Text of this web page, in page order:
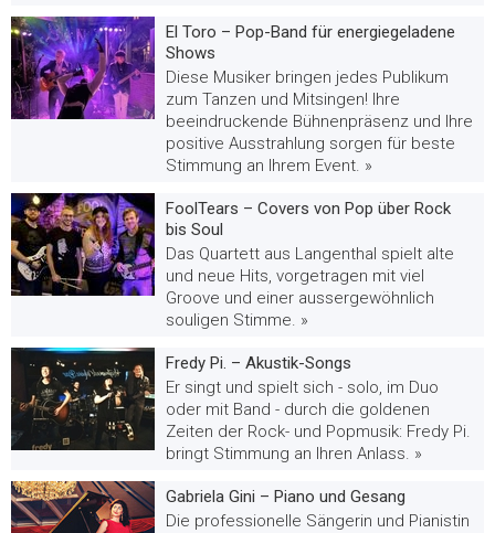
El Toro – Pop-Band für energiegeladene
Shows
Diese Musiker bringen jedes Publikum
zum Tanzen und Mitsingen! Ihre
beeindruckende Bühnenpräsenz und Ihre
positive Ausstrahlung sorgen für beste
Stimmung an Ihrem Event. »
FoolTears – Covers von Pop über Rock
bis Soul
Das Quartett aus Langenthal spielt alte
und neue Hits, vorgetragen mit viel
Groove und einer aussergewöhnlich
souligen Stimme. »
Fredy Pi. – Akustik-Songs
Er singt und spielt sich - solo, im Duo
oder mit Band - durch die goldenen
Zeiten der Rock- und Popmusik: Fredy Pi.
bringt Stimmung an Ihren Anlass. »
Gabriela Gini – Piano und Gesang
Die professionelle Sängerin und Pianistin